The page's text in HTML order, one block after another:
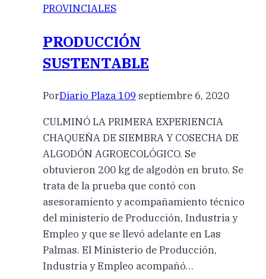
PROVINCIALES
PRODUCCIÓN
SUSTENTABLE
PorDiario Plaza 109 septiembre 6, 2020
CULMINÓ LA PRIMERA EXPERIENCIA
CHAQUEÑA DE SIEMBRA Y COSECHA DE
ALGODÓN AGROECOLÓGICO. Se
obtuvieron 200 kg de algodón en bruto. Se
trata de la prueba que contó con
asesoramiento y acompañamiento técnico
del ministerio de Producción, Industria y
Empleo y que se llevó adelante en Las
Palmas. El Ministerio de Producción,
Industria y Empleo acompañó…